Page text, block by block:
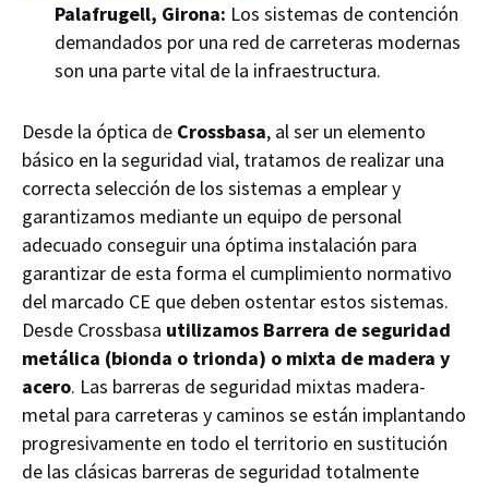
Palafrugell, Girona: Los sistemas de contención
demandados por una red de carreteras modernas
son una parte vital de la infraestructura.
Desde la óptica de Crossbasa, al ser un elemento
básico en la seguridad vial, tratamos de realizar una
correcta selección de los sistemas a emplear y
garantizamos mediante un equipo de personal
adecuado conseguir una óptima instalación para
garantizar de esta forma el cumplimiento normativo
del marcado CE que deben ostentar estos sistemas.
Desde Crossbasa utilizamos Barrera de seguridad
metálica (bionda o trionda) o mixta de madera y
acero. Las barreras de seguridad mixtas madera-
metal para carreteras y caminos se están implantando
progresivamente en todo el territorio en sustitución
de las clásicas barreras de seguridad totalmente